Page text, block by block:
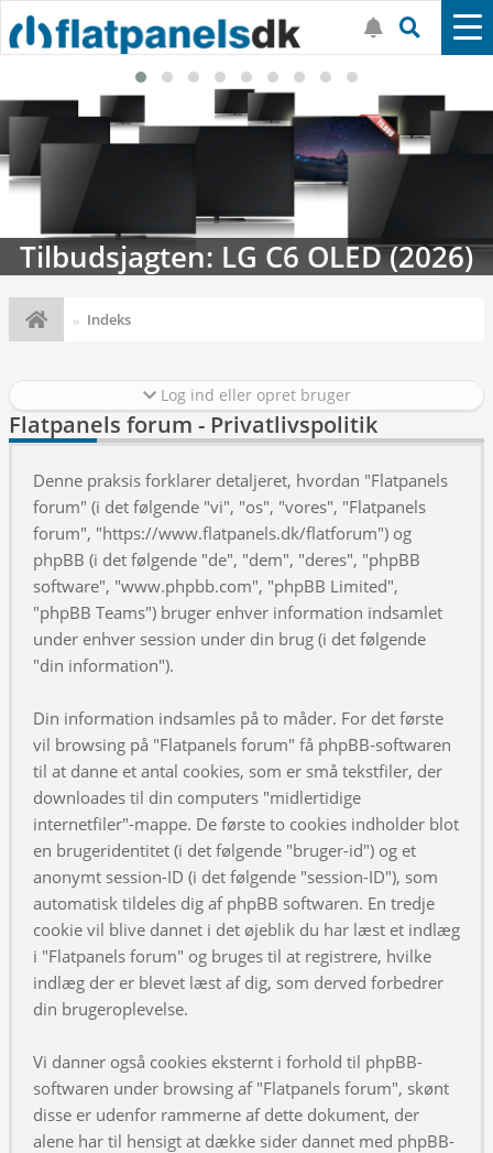
Tilbudsjagten: LG C6 OLED (2026)
Indeks
Log ind eller opret bruger
Flatpanels forum - Privatlivspolitik
Denne praksis forklarer detaljeret, hvordan "Flatpanels
forum" (i det følgende "vi", "os", "vores", "Flatpanels
forum", "https://www.flatpanels.dk/flatforum") og
phpBB (i det følgende "de", "dem", "deres", "phpBB
software", "www.phpbb.com", "phpBB Limited",
"phpBB Teams") bruger enhver information indsamlet
under enhver session under din brug (i det følgende
"din information").
Din information indsamles på to måder. For det første
vil browsing på "Flatpanels forum" få phpBB-softwaren
til at danne et antal cookies, som er små tekstfiler, der
downloades til din computers "midlertidige
internetfiler"-mappe. De første to cookies indholder blot
en brugeridentitet (i det følgende "bruger-id") og et
anonymt session-ID (i det følgende "session-ID"), som
automatisk tildeles dig af phpBB softwaren. En tredje
cookie vil blive dannet i det øjeblik du har læst et indlæg
i "Flatpanels forum" og bruges til at registrere, hvilke
indlæg der er blevet læst af dig, som derved forbedrer
din brugeroplevelse.
Vi danner også cookies eksternt i forhold til phpBB-
softwaren under browsing af "Flatpanels forum", skønt
disse er udenfor rammerne af dette dokument, der
alene har til hensigt at dække sider dannet med phpBB-